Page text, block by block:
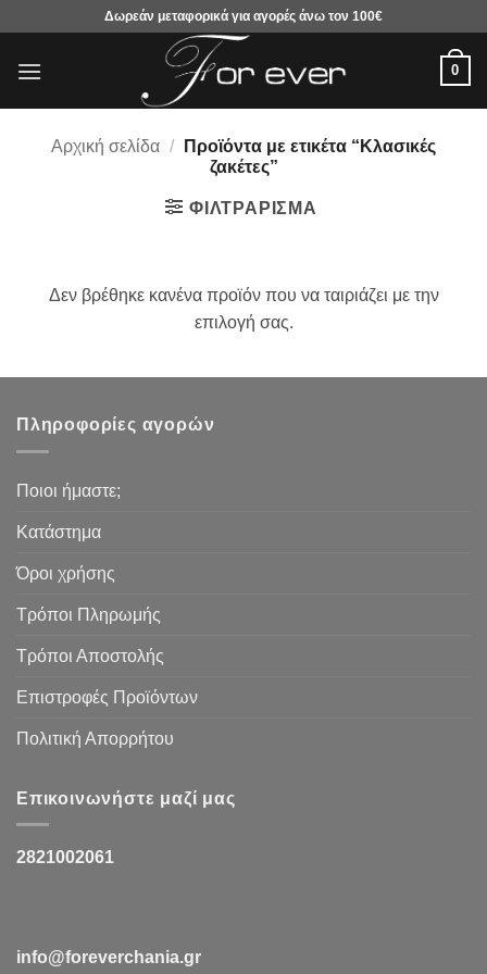
περιεχόμενο
Δωρεάν μεταφορικά για αγορές άνω τον 100€
0
Αρχική σελίδα /
Προϊόντα με ετικέτα “Κλασικές
ζακέτες”
ΦΙΛΤΡΆΡΙΣΜΑ
Δεν βρέθηκε κανένα προϊόν που να ταιριάζει με την
επιλογή σας.
Πληροφορίες αγορών
Ποιοι ήμαστε;
Κατάστημα
Όροι χρήσης
Τρόποι Πληρωμής
Τρόποι Αποστολής
Επιστροφές Προϊόντων
Πολιτική Απορρήτου
Επικοινωνήστε μαζί μας
2821002061
info@foreverchania.gr